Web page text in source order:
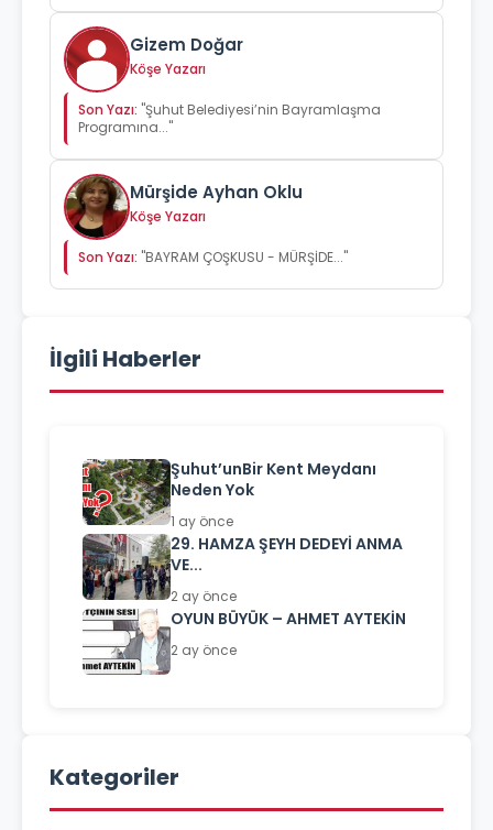
Gizem Doğar
Köşe Yazarı
Son Yazı: "Şuhut Belediyesi’nin Bayramlaşma
Programına..."
Mürşide Ayhan Oklu
Köşe Yazarı
Son Yazı: "BAYRAM ÇOŞKUSU - MÜRŞİDE..."
İlgili Haberler
Şuhut’unBir Kent Meydanı
Neden Yok
1 ay önce
29. HAMZA ŞEYH DEDEYİ ANMA
VE...
2 ay önce
OYUN BÜYÜK – AHMET AYTEKİN
2 ay önce
Kategoriler